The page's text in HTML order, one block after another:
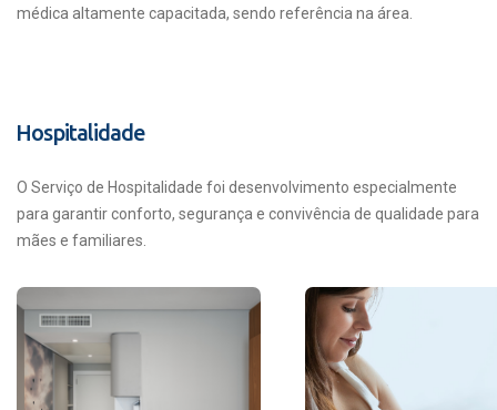
médica altamente capacitada, sendo referência na área.
Hospitalidade
O Serviço de Hospitalidade foi desenvolvimento especialmente
para garantir conforto, segurança e convivência de qualidade para
mães e familiares.